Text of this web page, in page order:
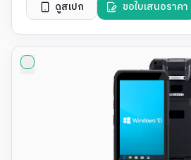
ดูสเปก ขอใบเสนอราคา